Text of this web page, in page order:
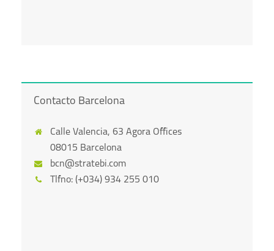
Contacto Barcelona
Calle Valencia, 63 Agora Offices
08015 Barcelona
bcn@stratebi.com
Tlfno: (+034) 934 255 010